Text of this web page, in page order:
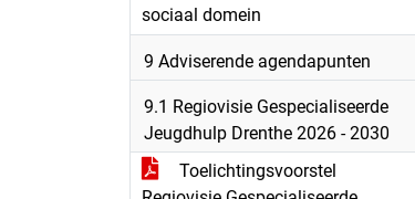
sociaal domein
9 Adviserende agendapunten
9.1 Regiovisie Gespecialiseerde
Jeugdhulp Drenthe 2026 - 2030
Toelichtingsvoorstel